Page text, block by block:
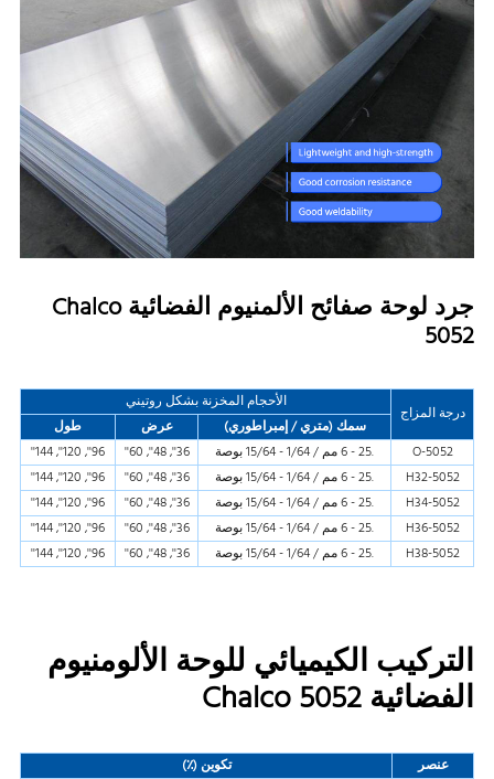
جرد لوحة صفائح الألمنيوم الفضائية Chalco
5052
درجة المزاج
الأحجام المخزنة بشكل روتيني
سمك (متري / إمبراطوري)
عرض
طول
5052-O
.25 - 6 مم / 1/64 - 15/64 بوصة 36'', 48'', 60''
96'', 120'', 144''
5052-H32
.25 - 6 مم / 1/64 - 15/64 بوصة 36'', 48'', 60''
96'', 120'', 144''
5052-H34
.25 - 6 مم / 1/64 - 15/64 بوصة 36'', 48'', 60''
96'', 120'', 144''
5052-H36
.25 - 6 مم / 1/64 - 15/64 بوصة 36'', 48'', 60''
96'', 120'', 144''
5052-H38
.25 - 6 مم / 1/64 - 15/64 بوصة 36'', 48'', 60''
96'', 120'', 144''
التركيب الكيميائي للوحة الألومنيوم
الفضائية Chalco 5052
عنصر
تكوين (٪)